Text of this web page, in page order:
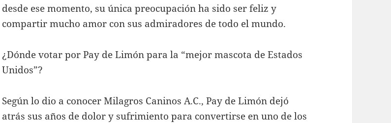
desde ese momento, su única preocupación ha sido ser feliz y
compartir mucho amor con sus admiradores de todo el mundo.
¿Dónde votar por Pay de Limón para la “mejor mascota de Estados
Unidos”?
Según lo dio a conocer Milagros Caninos A.C., Pay de Limón dejó
atrás sus años de dolor y sufrimiento para convertirse en uno de los